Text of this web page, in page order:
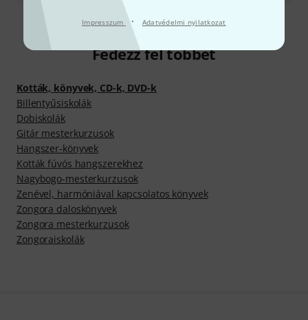
Impresszum · Adatvédelmi nyilatkozat
Fedezz fel többet
Kották, könyvek, CD-k, DVD-k
Billentyűsiskolák
Dobiskolák
Gitár mesterkurzusok
Hangszer-könyvek
Kották fúvós hangszerekhez
Nagybogo-mesterkurzusok
Zenével, harmóniával kapcsolatos könyvek
Zongora daloskönyvek
Zongora mesterkurzusok
Zongoraiskolák